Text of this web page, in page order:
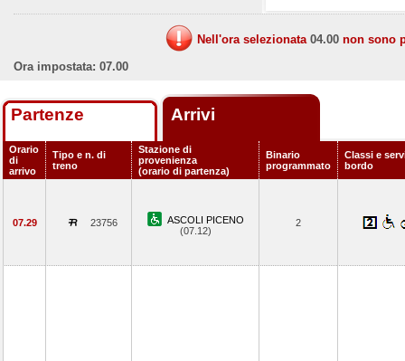
Nell'ora selezionata 04.00 non sono
Ora impostata: 07.00
Partenze Arrivi
Orario
di
arrivo
Tipo e n. di
treno
Stazione di
provenienza
(orario di partenza)
Binario
programmato
Classi e
bordo
07.29 23756
ASCOLI PICENO
(07.12)
2